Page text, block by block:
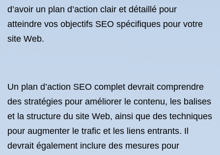
d’avoir un plan d’action clair et détaillé pour
atteindre vos objectifs SEO spécifiques pour votre
site Web.
Un plan d’action SEO complet devrait comprendre
des stratégies pour améliorer le contenu, les balises
et la structure du site Web, ainsi que des techniques
pour augmenter le trafic et les liens entrants. Il
devrait également inclure des mesures pour